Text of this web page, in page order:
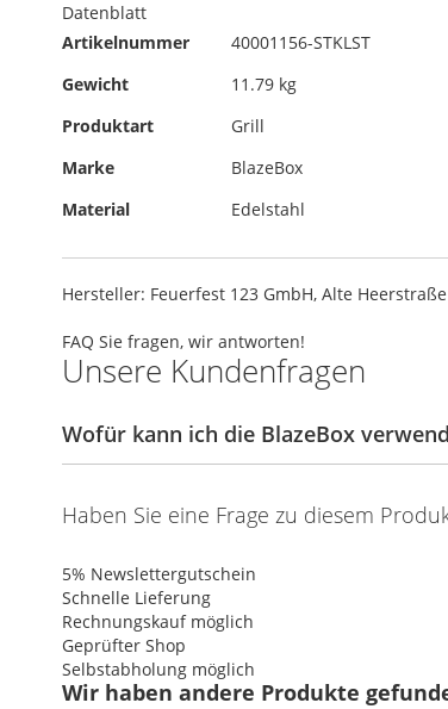
Datenblatt
Artikelnummer
40001156-STKLST
Gewicht
11.79 kg
Produktart
Grill
Marke
BlazeBox
Material
Edelstahl
Hersteller: Feuerfest 123 GmbH, Alte
FAQ Sie fragen, wir antworten!
Unsere Kundenfragen
Wofür kann ich die BlazeBox
Haben Sie eine Frage zu diesem
5% Newslettergutschein
Schnelle Lieferung
Rechnungskauf möglich
Geprüfter Shop
Selbstabholung möglich
Wir haben andere Produkte